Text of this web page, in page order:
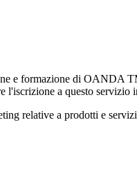
e formazione di OANDA
l'iscrizione a questo servizio
relative a prodotti e